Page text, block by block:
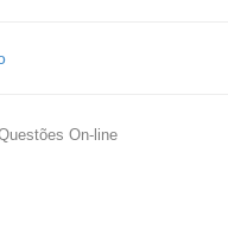
On-line